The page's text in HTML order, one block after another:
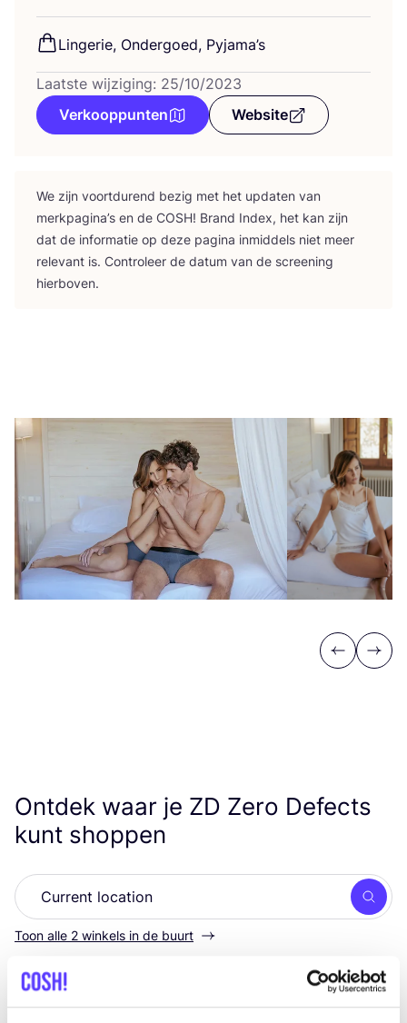
Lin­ge­rie, Onder­goed, Pyjama’s
Laatste wijziging: 25/10/2023
Verkooppunten
Website
We zijn voort­du­rend bezig met het upda­ten van
merk­pa­gi­na’s en de COSH! Brand Index, het kan zijn
dat de infor­ma­tie op deze pagi­na inmid­dels niet meer
rele­vant is. Con­tro­leer de datum van de scree­ning
hierboven.
Previous
Next
Ontdek waar je ZD Zero Defects
kunt shoppen
Zoek
Toon alle 2 winkels in de buurt
ZD Zero Defects like